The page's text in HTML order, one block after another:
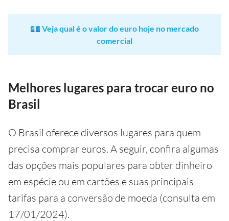
💶 Veja qual é o valor do euro hoje no mercado
comercial
Melhores lugares para trocar euro no
Brasil
O Brasil oferece diversos lugares para quem
precisa comprar euros. A seguir, confira algumas
das opções mais populares para obter dinheiro
em espécie ou em cartões e suas principais
tarifas para a conversão de moeda (consulta em
17/01/2024).